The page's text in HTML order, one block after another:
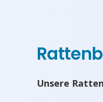
Unsere